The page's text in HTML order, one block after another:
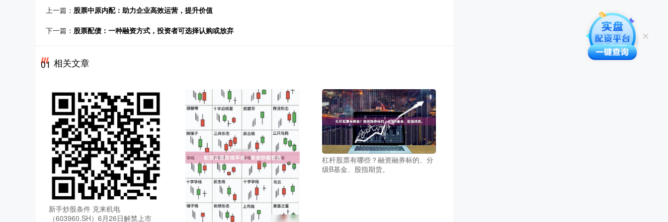
上一篇： 股票中原内配：助力企业高效运营，提升价值
下一篇： 股票配债：一种融资方式，投资者可选择认购或放弃
01 相关文章
新手炒股条件 克来机电
（603960.SH）6月26日解禁上市
杠杆股票有哪些？融资融券标的、分
级B基金、股指期货。